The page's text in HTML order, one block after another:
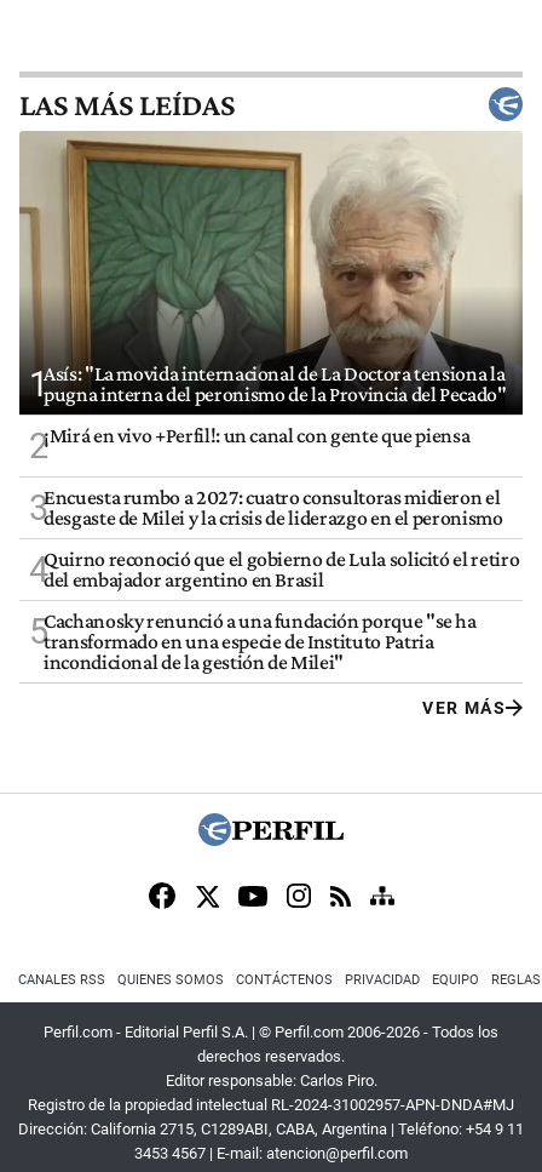
LAS MÁS LEÍDAS
1Asís: "La movida internacional de La Doctora tensiona la
pugna interna del peronismo de la Provincia del Pecado"
2¡Mirá en vivo +Perfil!: un canal con gente que piensa
3Encuesta rumbo a 2027: cuatro consultoras midieron el
desgaste de Milei y la crisis de liderazgo en el peronismo
4Quirno reconoció que el gobierno de Lula solicitó el retiro
del embajador argentino en Brasil
5Cachanosky renunció a una fundación porque "se ha
transformado en una especie de Instituto Patria
incondicional de la gestión de Milei"
VER MÁS
CANALES RSS QUIENES SOMOS CONTÁCTENOS PRIVACIDAD EQUIPO
Perfil.com - Editorial Perfil S.A. | © Perfil.com 2006-2026 - Todos los
derechos reservados.
Editor responsable: Carlos Piro.
Registro de la propiedad intelectual RL-2024-31002957-APN-DNDA#MJ
Dirección: California 2715, C1289ABI, CABA, Argentina | Teléfono: +54 9 11
3453 4567 | E-mail: atencion@perfil.com